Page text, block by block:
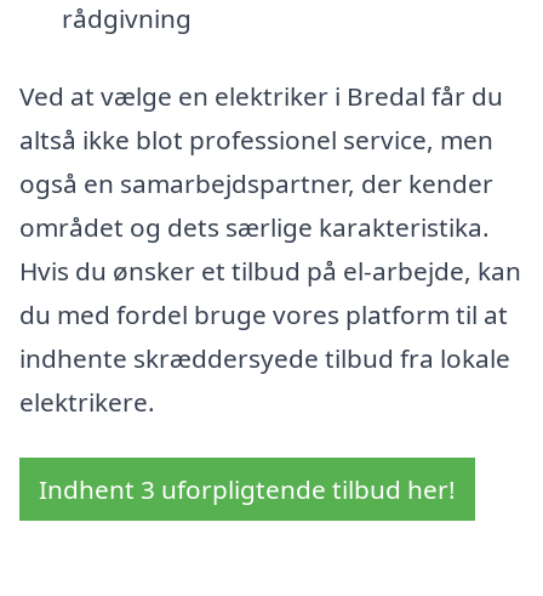
rådgivning
Ved at vælge en elektriker i Bredal får du
altså ikke blot professionel service, men
også en samarbejdspartner, der kender
området og dets særlige karakteristika.
Hvis du ønsker et tilbud på el-arbejde, kan
du med fordel bruge vores platform til at
indhente skræddersyede tilbud fra lokale
elektrikere.
Indhent 3 uforpligtende tilbud her!